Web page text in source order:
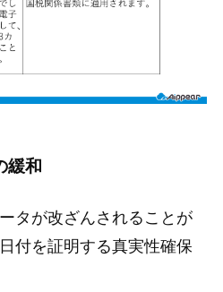
緩和
タが改ざんされることが
付を証明する真実性確保